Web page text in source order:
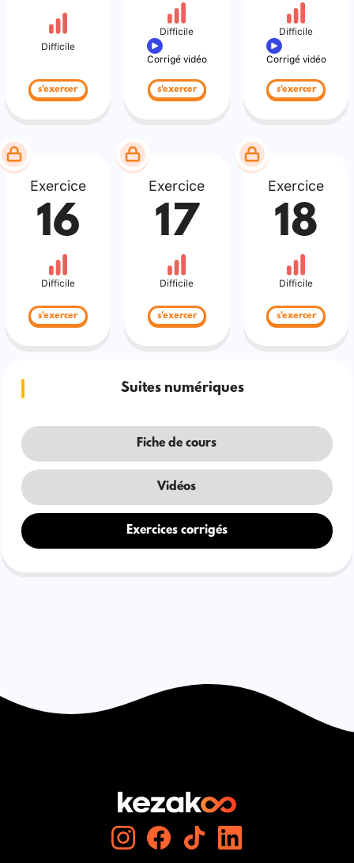
Difficile
s'exercer
Difficile
Corrigé vidéo
s'exercer
Difficile
Corrigé vidéo
s'exercer
Exercice
16
Difficile
s'exercer
Exercice
17
Difficile
s'exercer
Exercice
18
Difficile
s'exercer
Suites numériques
Fiche de cours
Vidéos
Exercices corrigés